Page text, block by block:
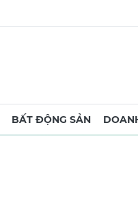
BẤT ĐỘNG SẢN